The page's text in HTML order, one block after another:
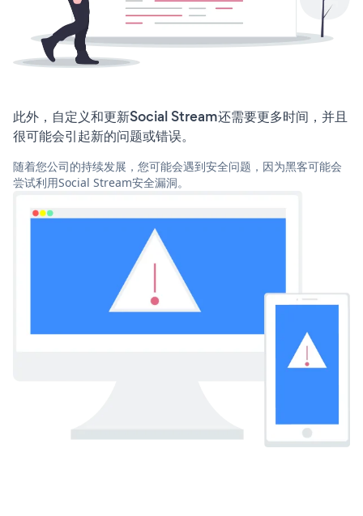
此外，自定义和更新Social Stream还需要更多时间，并且
很可能会引起新的问题或错误。
随着您公司的持续发展，您可能会遇到安全问题，因为黑客可能会
尝试利用Social Stream安全漏洞。